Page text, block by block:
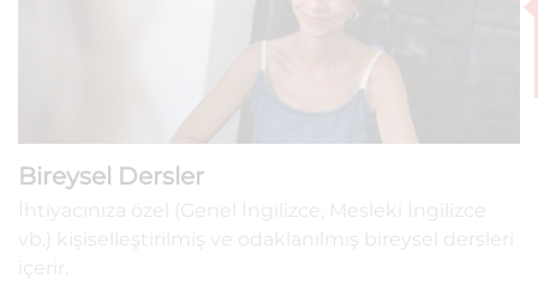
Bireysel Dersler
İhtiyacınıza özel (Genel İngilizce, Mesleki İngilizce
vb.) kişiselleştirilmiş ve odaklanılmış bireysel dersleri
içerir.